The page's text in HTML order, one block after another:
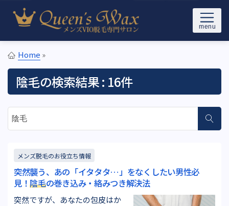
Skip to content
東京メンズブラジリアンワック
ス脱毛専門サロン Queen's
Wax
メンズブラジリアンワックス＆光VIO脱毛サロンQueen’s Wax(ク
イーンズワックス)東京の新宿/池袋/恵比寿駅から徒歩5分以内
Home »
陰毛の検索結果 : 16件
サイト内検索
メンズ脱毛のお役立ち情報
突然襲う、あの「イタタタ…」をなくしたい男性必
見！陰毛の巻き込み・絡みつき解決法
突然ですが、あなたの包皮はか